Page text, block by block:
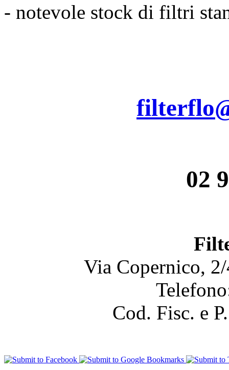
- notevole stock di filtri
02
Via Copernico,
Cod. Fisc. e